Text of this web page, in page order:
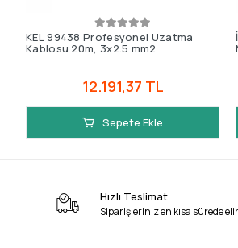
KEL 99438 Profesyonel Uzatma
Kablosu 20m, 3x2.5 mm2
12.191,37 TL
Sepete Ekle
Hızlı Teslimat
Siparişleriniz en kısa sürede